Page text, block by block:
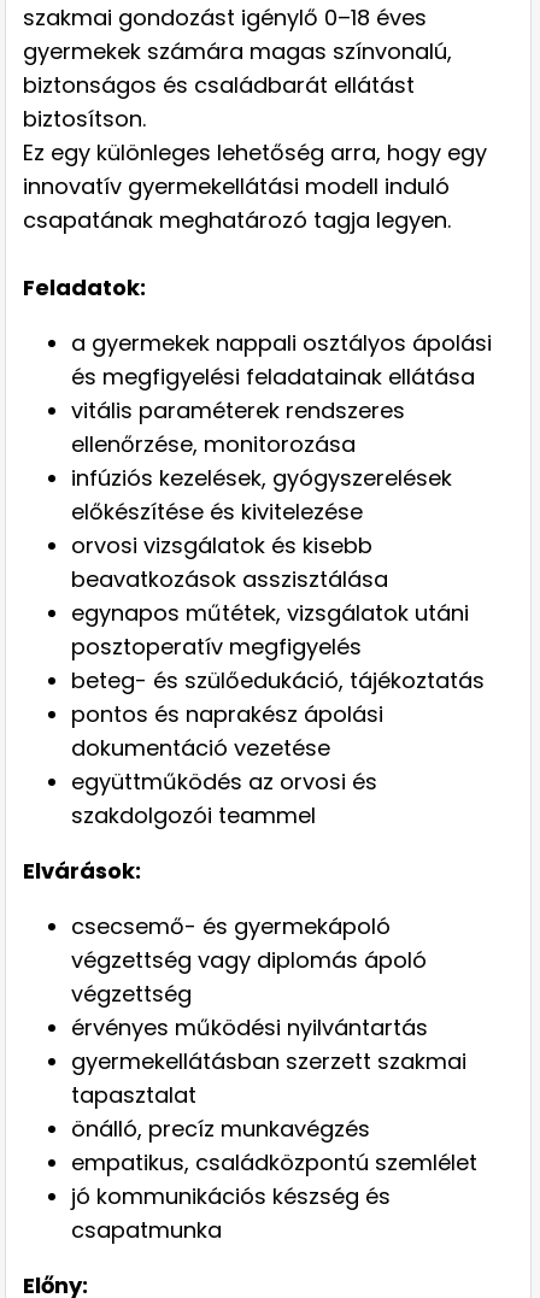
szakmai gondozást igénylő 0–18 éves
gyermekek számára magas színvonalú,
biztonságos és családbarát ellátást
biztosítson.
Ez egy különleges lehetőség arra, hogy egy
innovatív gyermekellátási modell induló
csapatának meghatározó tagja legyen.
Feladatok:
a gyermekek nappali osztályos ápolási
és megfigyelési feladatainak ellátása
vitális paraméterek rendszeres
ellenőrzése, monitorozása
infúziós kezelések, gyógyszerelések
előkészítése és kivitelezése
orvosi vizsgálatok és kisebb
beavatkozások asszisztálása
egynapos műtétek, vizsgálatok utáni
posztoperatív megfigyelés
beteg- és szülőedukáció, tájékoztatás
pontos és naprakész ápolási
dokumentáció vezetése
együttműködés az orvosi és
szakdolgozói teammel
Elvárások:
csecsemő- és gyermekápoló
végzettség vagy diplomás ápoló
végzettség
érvényes működési nyilvántartás
gyermekellátásban szerzett szakmai
tapasztalat
önálló, precíz munkavégzés
empatikus, családközpontú szemlélet
jó kommunikációs készség és
csapatmunka
Előny: